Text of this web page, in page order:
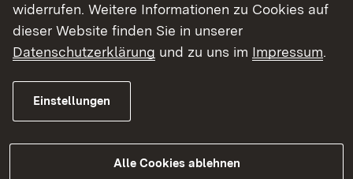
widerrufen. Weitere Informationen zu Cookies auf
dieser Website finden Sie in unserer
Datenschutzerklärung und zu uns im Impressum.
Einstellungen
Alle Cookies ablehnen